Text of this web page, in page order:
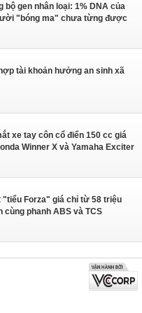
gen nhân loại: 1% DNA của
"bóng ma" chưa từng được
tài khoản hưởng an sinh xã
xe tay côn cổ điển 150 cc giá
Winner X và Yamaha Exciter
"tiểu Forza" giá chỉ từ 58 triệu
cùng phanh ABS và TCS